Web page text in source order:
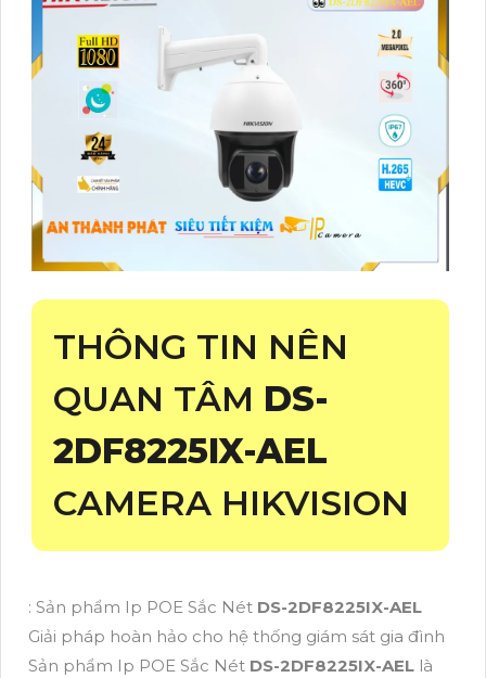
THÔNG TIN NÊN
QUAN TÂM DS-
2DF8225IX-AEL
CAMERA HIKVISION
: Sản phẩm Ip POE Sắc Nét DS-2DF8225IX-AEL
Giải pháp hoàn hảo cho hệ thống giám sát gia đình
Sản phẩm Ip POE Sắc Nét DS-2DF8225IX-AEL là